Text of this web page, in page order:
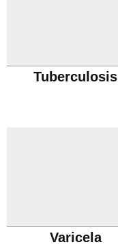
Tuberculosis
Varicela